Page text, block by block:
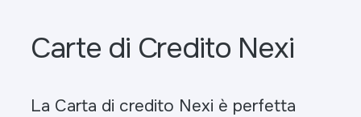
Carte di Credito Nexi
La Carta di credito Nexi è perfetta